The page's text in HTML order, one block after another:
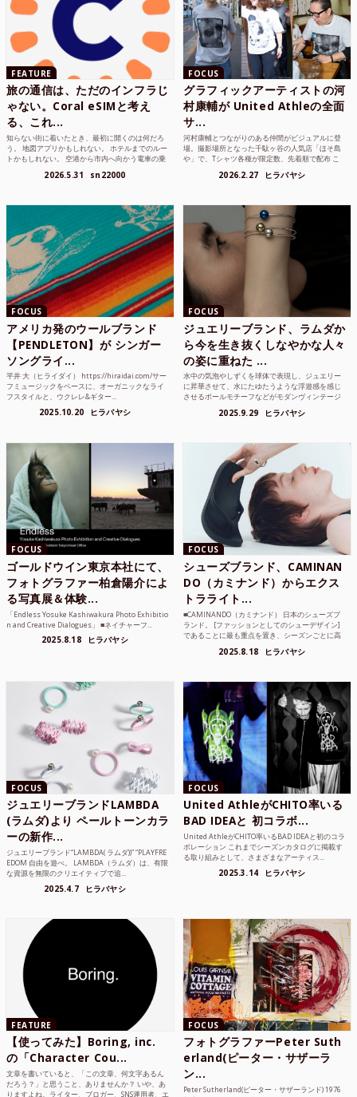
FEATURE
旅の通信は、ただのインフラじ
ゃない。Coral eSIMと考え
る、これ...
知らない街に着いたとき、最初に開くのは何だろ
う。 地図アプリかもしれない。 ホテルまでのルー
トかもしれない。 空港から市内へ向かう電車の乗
2026.5.31 sn22000
FOCUS
グラフィックアーティストの河
村康輔が United Athleの全面
サ...
河村康輔とつながりのある仲間がビジュアルに登
場。撮影場所となった千駄ヶ谷の人気店「ほそ島
や」で、Tシャツ各種が限定数、先着順で配布 こ
2026.2.27 ヒラバヤシ
FOCUS
アメリカ発のウールブランド
【PENDLETON】が シンガー
ソングライ...
平井 大（ヒライダイ） https://hiraidai.com/サー
フミュージックをベースに、オーガニックなライ
フスタイルと、ウクレレ&ギター...
2025.10.20 ヒラバヤシ
FOCUS
ジュエリーブランド、ラムダか
ら今を生き抜くしなやかな人々
の姿に重ねた ...
水中の気泡やしずくを球体で表現し、ジュエリー
に昇華させて、水にたゆたうような浮遊感を感じ
させるボールモチーフなどがモダンヴィンテージ
2025.9.29 ヒラバヤシ
FOCUS
ゴールドウイン東京本社にて、
フォトグラファー柏倉陽介によ
る写真展＆体験...
「Endless Yosuke Kashiwakura Photo Exhibitio
n and Creative Dialogues」 ■ネイチャーフ...
2025.8.18 ヒラバヤシ
FOCUS
シューズブランド、CAMINAN
DO（カミナンド）からエクス
トラライト...
■CAMINANDO（カミナンド） 日本のシューズブ
ランド。 [ファッションとしてのシューデザイン]
であることに最も重点を置き、シーズンごとに高
2025.8.18 ヒラバヤシ
FOCUS
ジュエリーブランドLAMBDA
(ラムダ)より ペールトーンカラ
ーの新作...
ジュエリーブランド“LAMBDA( ラムダ))” “PLAYFRE
EDOM 自由を遊べ。 LAMBDA（ラムダ）は、有限
な資源を無限のクリエイティブで追...
2025.4.7 ヒラバヤシ
FOCUS
United AthleがCHITO率いる
BAD IDEAと 初コラボ...
United AthleがCHITO率いるBAD IDEAと初のコラ
ボレーション これまでシーズンカタログに掲載す
る取り組みとして、さまざまなアーティス...
2025.3.14 ヒラバヤシ
FEATURE
【使ってみた】Boring, inc.
の「Character Cou...
文章を書いていると、「この文章、何文字あるん
だろう？」と思うこと、ありませんか？ いや、あ
りますよね。ライター、ブロガー、SNS運用者、エ
FOCUS
フォトグラファーPeter Suth
erland(ピーター・サザーラ
ン...
Peter Sutherland(ピーター・サザーランド) 1976